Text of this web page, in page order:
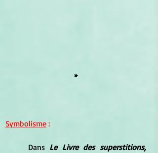
*
Symbolisme :
	Dans
Le Livre des superstitions,